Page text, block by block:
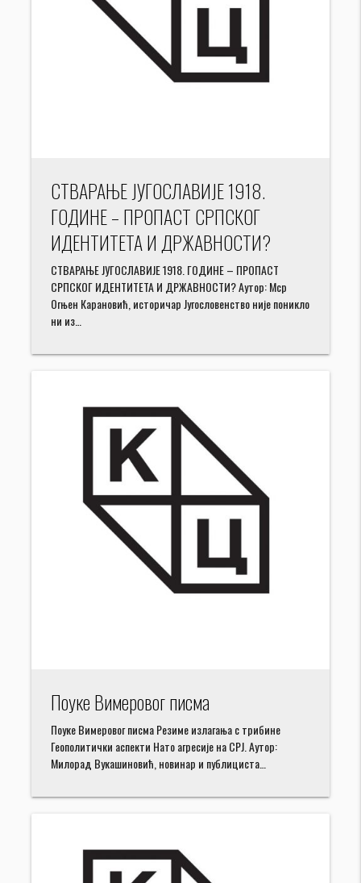
СТВАРАЊЕ ЈУГОСЛАВИЈЕ 1918.
ГОДИНЕ – ПРОПАСТ СРПСКОГ
ИДЕНТИТЕТА И ДРЖАВНОСТИ?
СТВАРАЊЕ ЈУГОСЛАВИЈЕ 1918. ГОДИНЕ – ПРОПАСТ
СРПСКОГ ИДЕНТИТЕТА И ДРЖАВНОСТИ? Аутор: Мср
Огњен Карановић, историчар Југословенство није поникло
ни из…
Поуке Вимеровог писма
Поуке Вимеровог писма Резиме излагања с трибине
Геополитички аспекти Нато агресије на СРЈ. Аутор:
Милорад Вукашиновић, новинар и публициста…